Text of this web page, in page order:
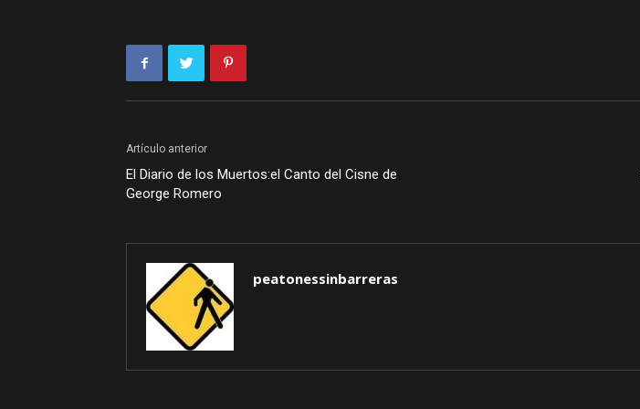
Artículo anterior
El Diario de los Muertos:el Canto del Cisne de
George Romero
peatonessinbarreras